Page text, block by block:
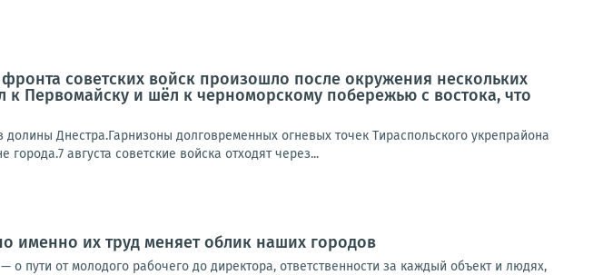
советских войск произошло после окружения нескольких
Первомайску и шёл к черноморскому побережью с востока, что
Днестра.Гарнизоны долговременных огневых точек Тираспольского укрепрайона
августа советские войска отходят через...
именно их труд меняет облик наших городов
о пути от молодого рабочего до директора, ответственности за каждый объект и людях,